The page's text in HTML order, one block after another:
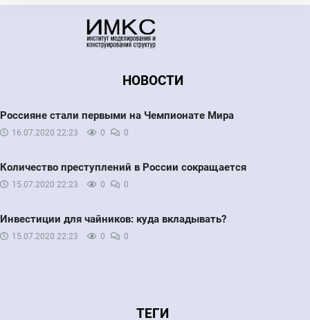
НОВОСТИ
Россияне стали первыми на Чемпионате Мира
16.07.2020 22:23 0 0
Количество преступлений в России сокращается
15.07.2020 22:23 0 0
Инвестиции для чайников: куда вкладывать?
15.07.2020 22:23 0 0
ТЕГИ